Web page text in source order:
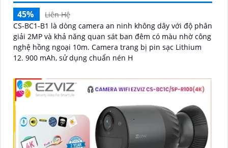
45%
Liên Hệ
CS-BC1-B1 là dòng camera an ninh không dây với độ phân
giải 2MP và khả năng quan sát ban đêm có màu nhờ công
nghệ hồng ngoại 10m. Camera trang bị pin sạc Lithium
12. 900 mAh, sử dụng chuẩn nén H